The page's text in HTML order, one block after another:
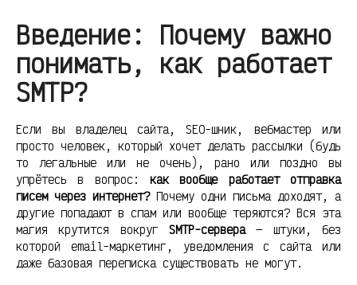
Введение: Почему важно
понимать, как работает
SMTP?
Если вы владелец сайта, SEO-шник, вебмастер или
просто человек, который хочет делать рассылки (будь
то легальные или не очень), рано или поздно вы
упрётесь в вопрос: как вообще работает отправка
писем через интернет?Почему одни письма доходят, а
другие попадают в спам или вообще теряются? Вся эта
магия крутится вокруг SMTP-сервера— штуки, без
которой email-маркетинг, уведомления с сайта или
даже базовая переписка существовать не могут.